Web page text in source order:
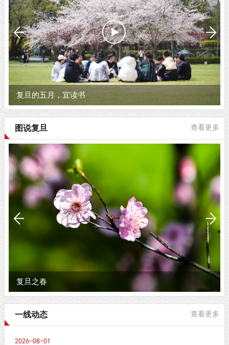
复旦的五月，宜读书
图说复旦 查看更多
复旦之春
一线动态 查看更多
2026-08-01